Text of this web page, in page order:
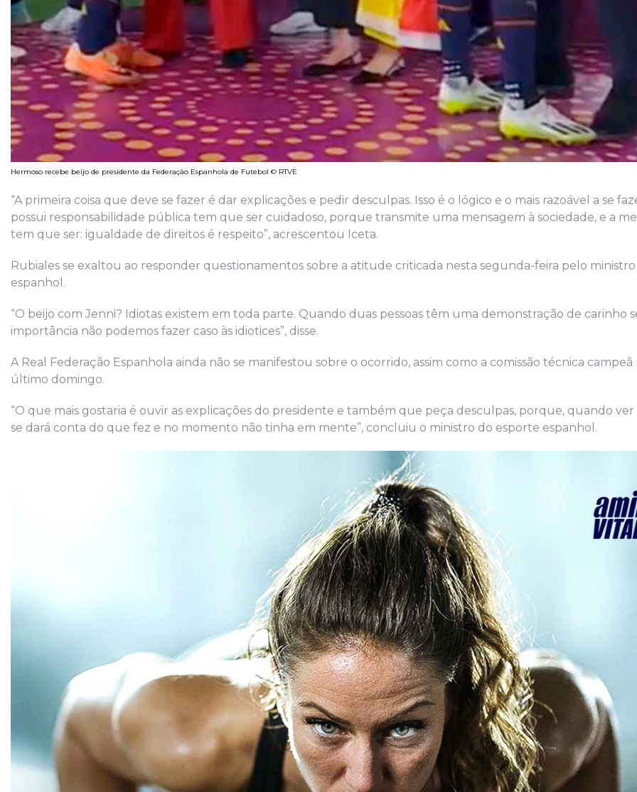
Hermoso recebe beijo de presidente da Federação Espanhola de Futebol © RTVE
“A primeira coisa que deve se fazer é dar explicações e pedir desculpas. Isso é o lógico e o mais razoável a se
possui responsabilidade pública tem que ser cuidadoso, porque transmite uma mensagem à sociedade, e a
tem que ser: igualdade de direitos é respeito”, acrescentou Iceta.
Rubiales se exaltou ao responder questionamentos sobre a atitude criticada nesta segunda-feira pelo
espanhol.
“O beijo com Jenni? Idiotas existem em toda parte. Quando duas pessoas têm uma demonstração de carinho
importância não podemos fazer caso às idiotices”, disse.
A Real Federação Espanhola ainda não se manifestou sobre o ocorrido, assim como a comissão técnica
último domingo.
“O que mais gostaria é ouvir as explicações do presidente e também que peça desculpas, porque, quando ver
se dará conta do que fez e no momento não tinha em mente”, concluiu o ministro do esporte espanhol.